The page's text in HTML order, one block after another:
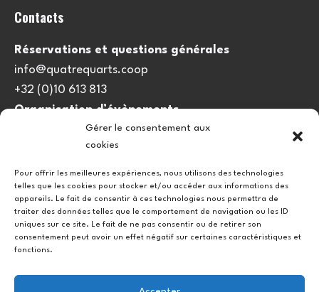
Gérer le consentement aux
cookies
Pour offrir les meilleures expériences, nous utilisons des technologies
telles que les cookies pour stocker et/ou accéder aux informations des
appareils. Le fait de consentir à ces technologies nous permettra de
traiter des données telles que le comportement de navigation ou les ID
uniques sur ce site. Le fait de ne pas consentir ou de retirer son
consentement peut avoir un effet négatif sur certaines caractéristiques et
fonctions.
Contacts
Réservations et questions générales
info@quatrequarts.coop
+32 (0)10 613 813
Organisation d’évènements
viedulieu@quatrequarts.coop
Politique de cookies (UE)